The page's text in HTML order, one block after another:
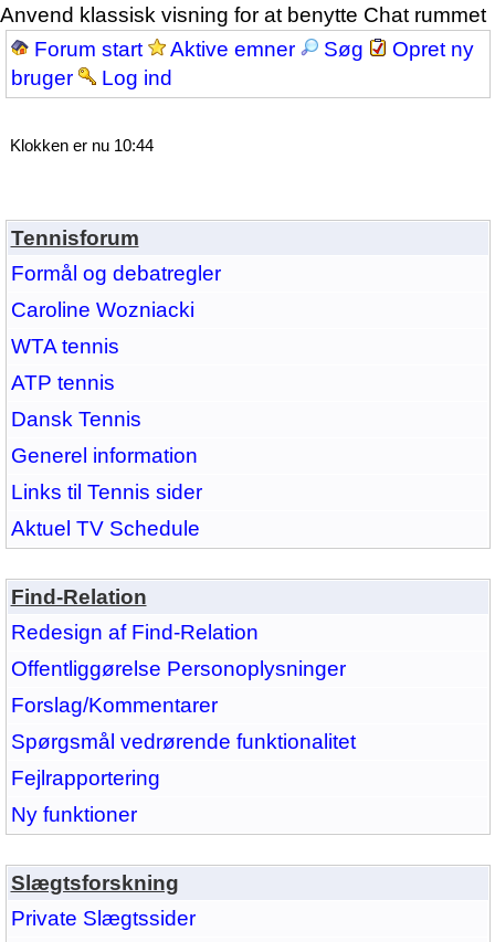
Anvend klassisk visning for at benytte Chat rummet
Forum start Aktive emner Søg
Opret ny
bruger
Log ind
Klokken er nu 10:44
Tennisforum
Formål og debatregler
Caroline Wozniacki
WTA tennis
ATP tennis
Dansk Tennis
Generel information
Links til Tennis sider
Aktuel TV Schedule
Find-Relation
Redesign af Find-Relation
Offentliggørelse Personoplysninger
Forslag/Kommentarer
Spørgsmål vedrørende funktionalitet
Fejlrapportering
Ny funktioner
Slægtsforskning
Private Slægtssider